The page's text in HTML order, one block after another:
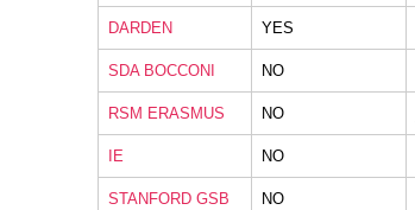
DARDEN YES
SDA BOCCONI NO
RSM ERASMUS NO
IE NO
STANFORD GSB NO